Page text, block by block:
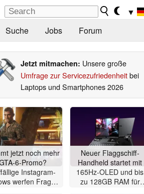
▼
Suche Jobs Forum
Jetzt mitmachen: Unsere große
Umfrage zur Servicezufriedenheitbei
Laptops und Smartphones 2026
jetzt noch mehr
6-Promo?
Instagram-
werfen Fragen
Neuer Flaggschiff-
Handheld startet mit
165Hz-OLED und bis
zu 128GB RAM für